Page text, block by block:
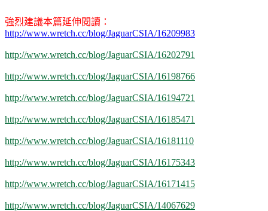
強烈建議本篇延伸閱讀：
http://www.wretch.cc/blog/JaguarCSIA/16209983
http://www.wretch.cc/blog/JaguarCSIA/16202791
http://www.wretch.cc/blog/JaguarCSIA/16198766
http://www.wretch.cc/blog/JaguarCSIA/16194721
http://www.wretch.cc/blog/JaguarCSIA/16185471
http://www.wretch.cc/blog/JaguarCSIA/16181110
http://www.wretch.cc/blog/JaguarCSIA/16175343
http://www.wretch.cc/blog/JaguarCSIA/16171415
http://www.wretch.cc/blog/JaguarCSIA/14067629